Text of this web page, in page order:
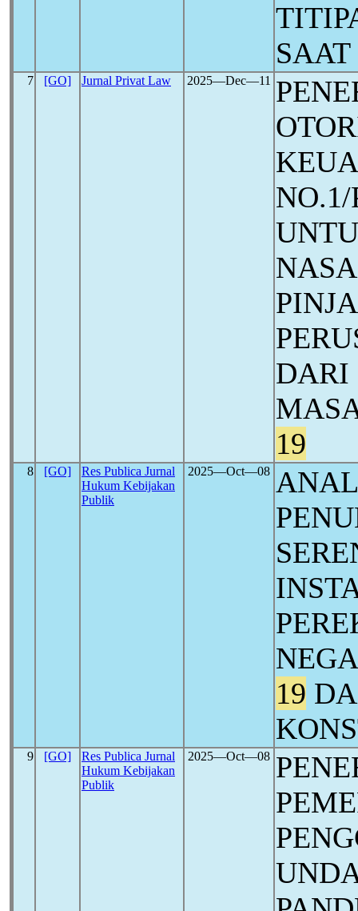
7 [GO] Jurnal Privat Law 2025―Dec―11
NO.1/
DARI
19
8 [GO]
Res Publica Jurnal
Hukum Kebijakan
Publik
2025―Oct―08
19
9 [GO]
Res Publica Jurnal
Hukum Kebijakan
Publik
2025―Oct―08